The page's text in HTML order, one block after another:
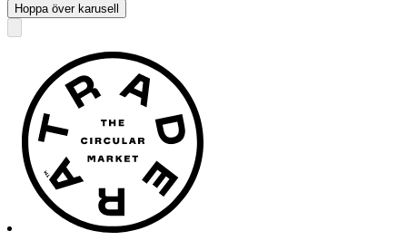
Hoppa över karusell